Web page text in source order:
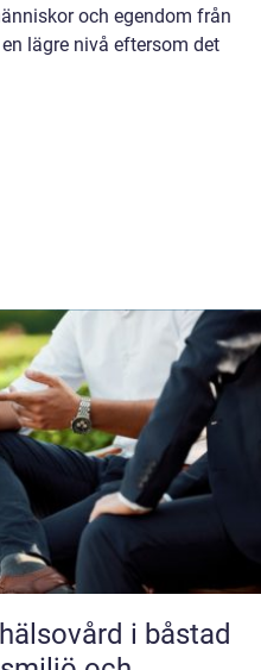
och egendom från
lägre nivå eftersom det
i båstad